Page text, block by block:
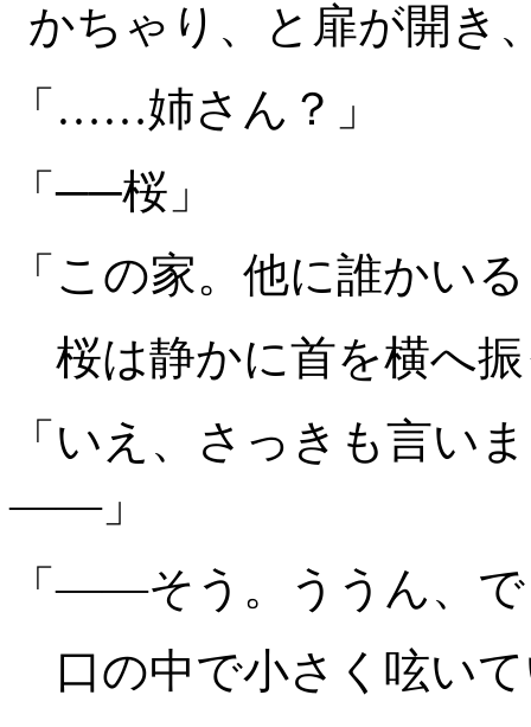
かちゃり、と扉が開き
「……姉さん？」
「──桜」
「この家。他に誰かい
桜は静かに首を横へ
「いえ、さっきも言い
――」
「――そう。ううん、
口の中で小さく呟い